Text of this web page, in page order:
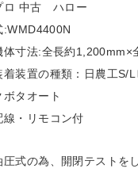
ロ 中古 ハロー
:WMD4400N
寸法:全長約1,200mm×
装置の種類：日農工S/L
タオート
・リモコン付
式の為、開閉テストを